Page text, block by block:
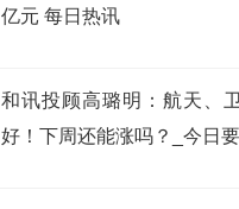
亿元 每日热讯
和讯投顾高璐明：航天、
好！下周还能涨吗？_今日